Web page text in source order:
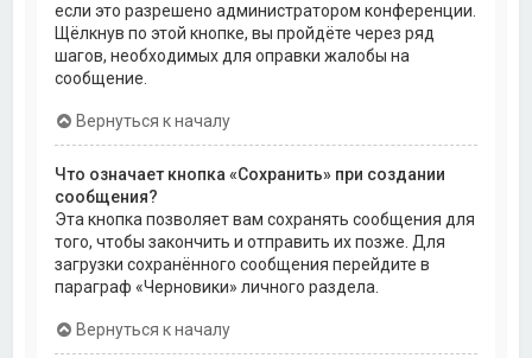
если это разрешено администратором конференции.
Щёлкнув по этой кнопке, вы пройдёте через ряд
шагов, необходимых для оправки жалобы на
сообщение.
Вернуться к началу
Что означает кнопка «Сохранить» при создании
сообщения?
Эта кнопка позволяет вам сохранять сообщения для
того, чтобы закончить и отправить их позже. Для
загрузки сохранённого сообщения перейдите в
параграф «Черновики» личного раздела.
Вернуться к началу